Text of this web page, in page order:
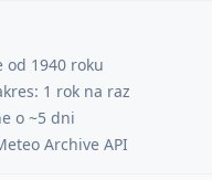
od 1940 roku
1 rok na raz
o ~5 dni
Archive API